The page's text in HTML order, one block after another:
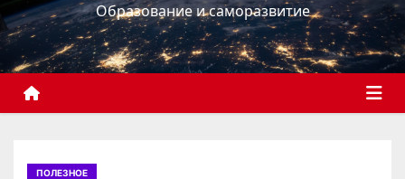
с
о
д
Образование и саморазвитие
ПОЛЕЗНОЕ